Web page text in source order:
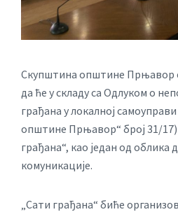
Скупштина општине Прњавор
да ће у складу са Одлуком о
грађана у локалној
општине Прњавор“ број 31/
грађана“, као један од облика
комуникације.
„Сати грађана“ биће